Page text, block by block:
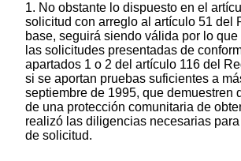
1. No obstante lo dispuesto en el
solicitud con arreglo al artículo 51 del
base, seguirá siendo válida por lo
las solicitudes presentadas de
apartados 1 o 2 del artículo 116 del
si se aportan pruebas suficientes a
septiembre de 1995, que demuestren
de una protección comunitaria de
realizó las diligencias necesarias
de solicitud.